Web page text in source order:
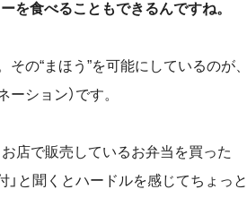
を食べることもできるんですね。
その“まほう ”を可能にしているのが、
ション）です。
店で販売しているお弁当を買った
」と聞くとハードルを感じてちょっと